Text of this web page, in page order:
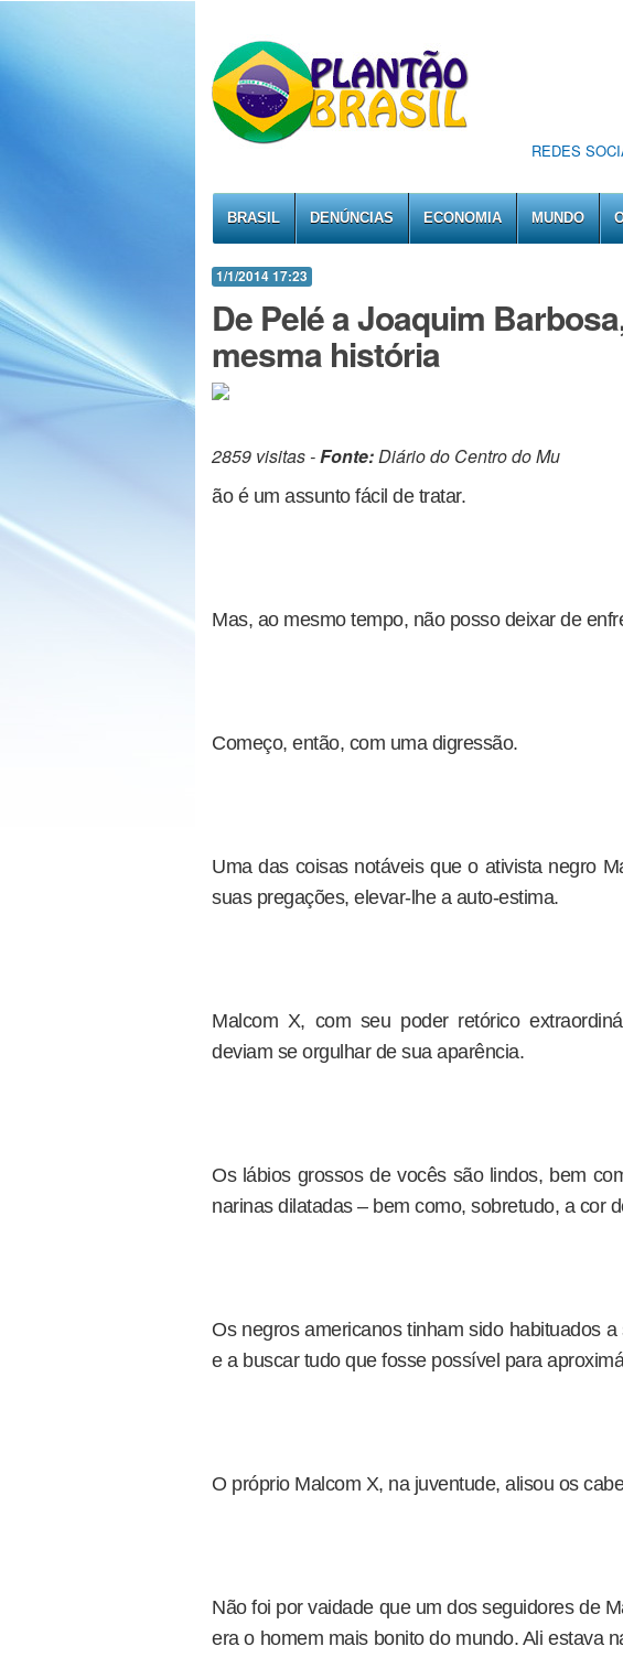
REDES
BRASIL DENÚNCIAS ECONOMIA MUNDO
1/1/2014 17:23
De Pelé a Joaquim
mesma história
2859 visitas -Fonte:Diário do Centro do Mu
ão é um assunto fácil de tratar.
Mas, ao mesmo tempo, não posso deixar de
Começo, então, com uma digressão.
Uma das coisas notáveis que o ativista negro
suas pregações, elevar-lhe a auto-estima.
Malcom X, com seu poder retórico
deviam se orgulhar de sua aparência.
Os lábios grossos de vocês são lindos, bem
narinas dilatadas – bem como, sobretudo, a cor
Os negros americanos tinham sido habituados
e a buscar tudo que fosse possível para
O próprio Malcom X, na juventude, alisou os
Não foi por vaidade que um dos seguidores de
era o homem mais bonito do mundo. Ali estava